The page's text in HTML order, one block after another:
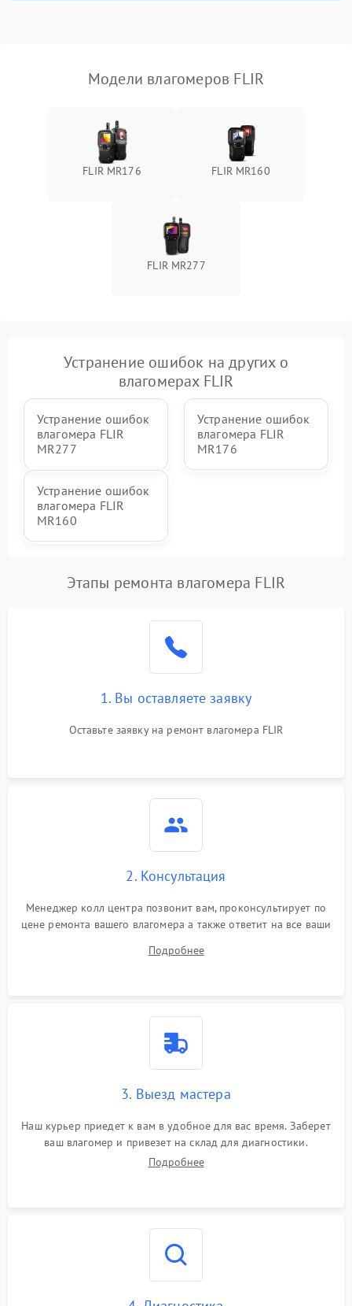
индикатора уровня
1000 ₽ Подробнее →
Модели влагомеров FLIR
FLIR MR176 FLIR MR160
FLIR MR277
Устранение ошибок на других о
влагомерах FLIR
Устранение ошибок
влагомера FLIR
MR277
Устранение ошибок
влагомера FLIR
MR176
Устранение ошибок
влагомера FLIR
MR160
Этапы ремонта влагомера FLIR
1. Вы оставляете заявку
Оставьте заявку на ремонт влагомера FLIR
2. Консультация
Менеджер колл центра позвонит вам, проконсультирует по
цене ремонта вашего влагомера а также ответит на все ваши
Подробнее
3. Выезд мастера
Наш курьер приедет к вам в удобное для вас время. Заберет
ваш влагомер и привезет на склад для диагностики.
Подробнее